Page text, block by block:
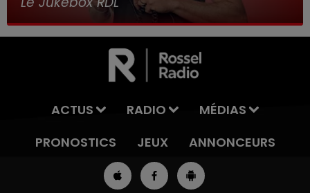
ACTUS RADIO
MÉDIAS
PRONOSTICS
JEUX ANNONCEURS